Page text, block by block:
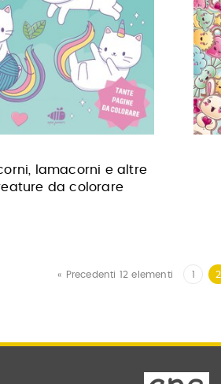
lamacorni e altre
da colorare
« Precedenti 12 elementi 1 2